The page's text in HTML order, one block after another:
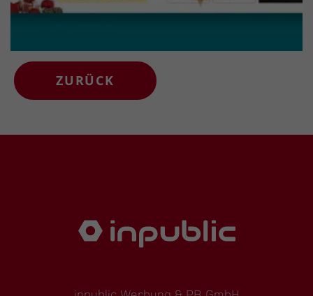
ZURÜCK